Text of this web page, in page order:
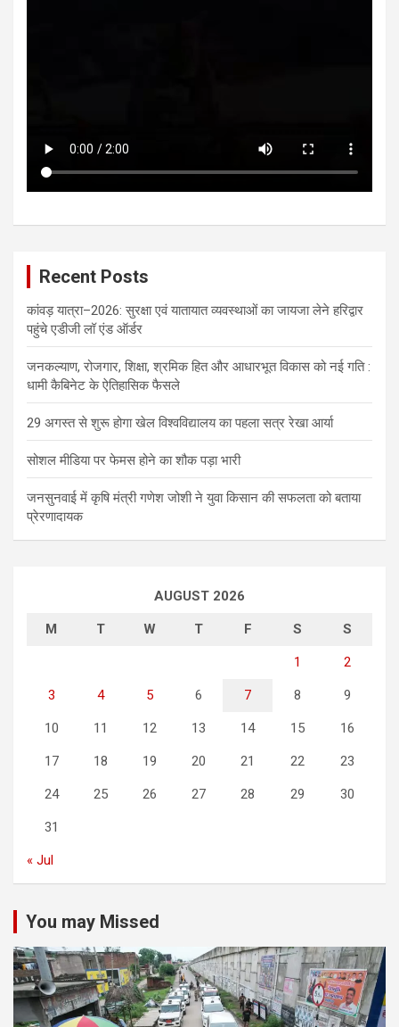
Recent Posts
कांवड़ यात्रा–2026: सुरक्षा एवं यातायात व्यवस्थाओं का जायजा लेने हरिद्वार
पहुंचे एडीजी लॉ एंड ऑर्डर
जनकल्याण, रोजगार, शिक्षा, श्रमिक हित और आधारभूत विकास को नई गति :
धामी कैबिनेट के ऐतिहासिक फैसले
29 अगस्त से शुरू होगा खेल विश्वविद्यालय का पहला सत्र रेखा आर्या
सोशल मीडिया पर फेमस होने का शौक पड़ा भारी
जनसुनवाई में कृषि मंत्री गणेश जोशी ने युवा किसान की सफलता को बताया
प्रेरणादायक
AUGUST 2026
M T W T F S S
1 2
3 4 5 6 7 8 9
10 11 12 13 14 15 16
17 18 19 20 21 22 23
24 25 26 27 28 29 30
31
« Jul
You may Missed